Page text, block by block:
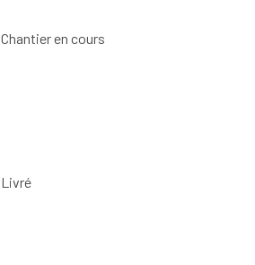
Chantier en cours
Livré